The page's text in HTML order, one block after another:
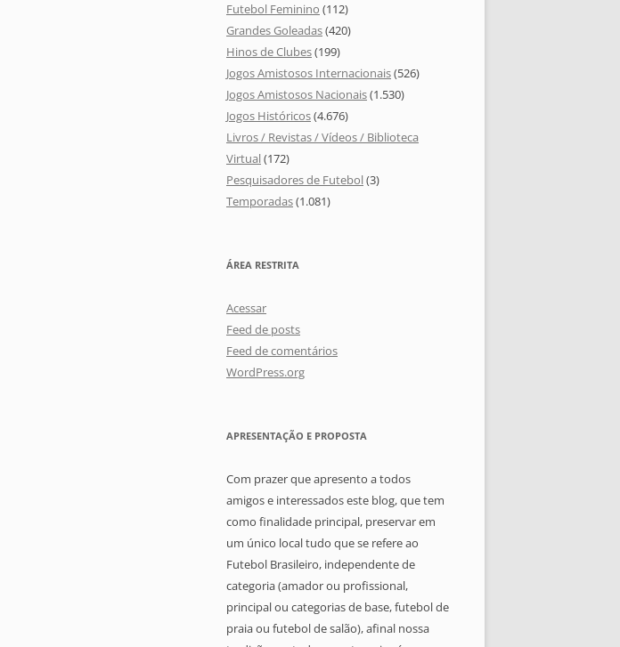
Futebol Feminino (112)
Grandes Goleadas(420)
Hinos de Clubes(199)
Jogos Amistosos Internacionais(526)
Jogos Amistosos Nacionais(1.530)
Jogos Históricos(4.676)
Livros / Revistas / Vídeos / Biblioteca
Virtual(172)
Pesquisadores de Futebol(3)
Temporadas(1.081)
ÁREA RESTRITA
Acessar
Feed de posts
Feed de comentários
WordPress.org
APRESENTAÇÃO E PROPOSTA
Com prazer que apresento a todos
amigos e interessados este blog, que tem
como finalidade principal, preservar em
um único local tudo que se refere ao
Futebol Brasileiro, independente de
categoria (amador ou profissional,
principal ou categorias de base, futebol de
praia ou futebol de salão), afinal nossa